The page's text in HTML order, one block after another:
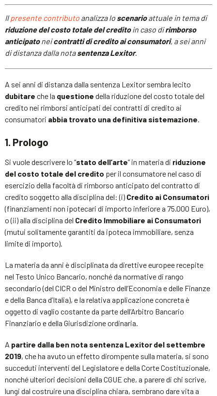
Ilpresente contributo analizza lo scenarioattuale in tema di
riduzione del costo totale del creditoin caso dirimborso
anticipatoneicontratti di credito ai consumatori, a sei anni
di distanza dalla notasentenza Lexitor.
A sei anni di distanza dalla sentenza Lexitor sembra lecito
dubitare che la questione della riduzione del costo totale del
credito nei rimborsi anticipati dei contratti di credito ai
consumatori abbia trovato una definitiva sistemazione.
1. Prologo
Si vuole descrivere lo “stato dell’arte” in materia di riduzione
del costo totale del credito per il consumatore nel caso di
esercizio della facoltà di rimborso anticipato del contratto di
credito soggetto alla disciplina del: (i) Credito ai Consumatori
(finanziamenti non ipotecari di importo inferiore a 75.000 Euro),
o (ii) alla disciplina del Credito Immobiliare ai Consumatori
(mutui solitamente garantiti da ipoteca immobiliare, senza
limite di importo).
La materia da anni è disciplinata da direttive europee recepite
nel Testo Unico Bancario, nonché da normative di rango
secondario (del CICR o del Ministro dell’Economia e delle Finanze
e della Banca d’Italia), e la relativa applicazione concreta è
oggetto di vaglio costante da parte dell’Arbitro Bancario
Finanziario e della Giurisdizione ordinaria.
A partire dalla ben nota sentenza Lexitor del settembre
2019, che ha avuto un effetto dirompente sulla materia, si sono
succeduti interventi del Legislatore e della Corte Costituzionale,
nonché ulteriori decisioni della CGUE che, a parere di chi scrive,
lungi dal costruire una disciplina chiara, sembrano dare vita a